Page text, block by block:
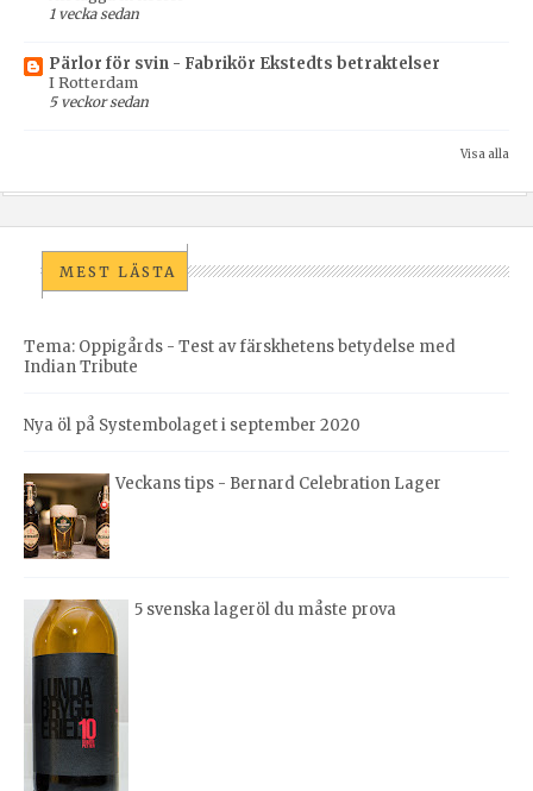
1 vecka sedan
Pärlor för svin - Fabrikör Ekstedts betraktelser
I Rotterdam
5 veckor sedan
Visa alla
MEST LÄSTA
Tema: Oppigårds - Test av färskhetens betydelse med
Indian Tribute
Nya öl på Systembolaget i september 2020
Veckans tips - Bernard Celebration Lager
5 svenska lageröl du måste prova